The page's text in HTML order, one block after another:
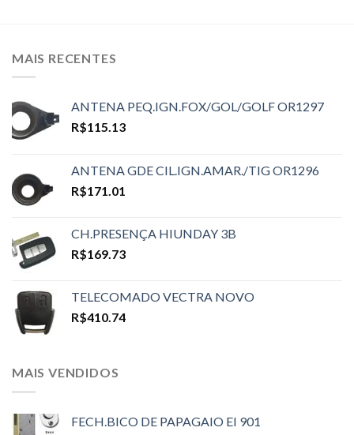
MAIS RECENTES
ANTENA PEQ.IGN.FOX/GOL/GOLF OR1297
R$115.13
ANTENA GDE CIL.IGN.AMAR./TIG OR1296
R$171.01
CH.PRESENÇA HIUNDAY 3B
R$169.73
TELECOMADO VECTRA NOVO
R$410.74
MAIS VENDIDOS
FECH.BICO DE PAPAGAIO EI 901